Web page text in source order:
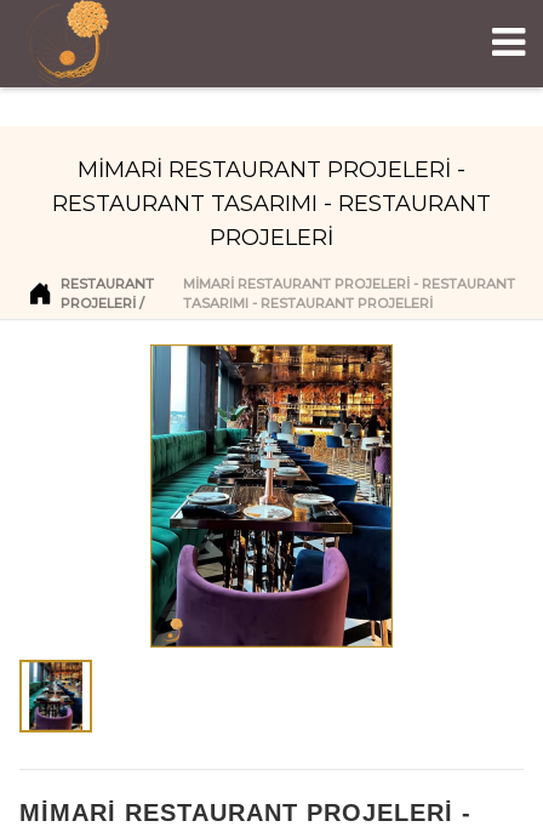
MİMARİ RESTAURANT PROJELERİ -
RESTAURANT TASARIMI - RESTAURANT
PROJELERİ
RESTAURANT
PROJELERI
MİMARİ RESTAURANT PROJELERİ - RESTAURANT
TASARIMI - RESTAURANT PROJELERİ
MİMARİ RESTAURANT PROJELERİ -